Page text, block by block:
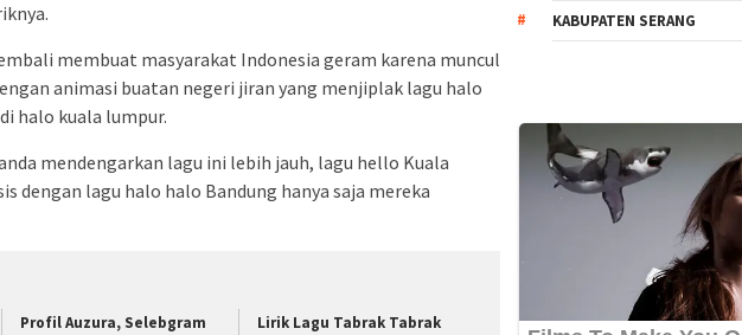
membuat masyarakat Indonesia geram karena muncul
animasi buatan negeri jiran yang menjiplak lagu halo
halo kuala lumpur.
mendengarkan lagu ini lebih jauh, lagu hello Kuala
dengan lagu halo halo Bandung hanya saja mereka
Profil Auzura, Selebgram
Lirik Lagu Tabrak Tabrak
KABUPATEN SERANG